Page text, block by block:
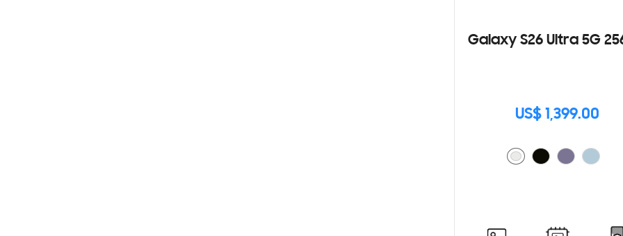
Galaxy S26 Ultra 5G
US$ 1,399.00